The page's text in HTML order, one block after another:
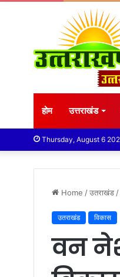
होम उत्तराखंड
Thursday, August 6
Home /उतराखंड /
उतराखंड विकास
वन